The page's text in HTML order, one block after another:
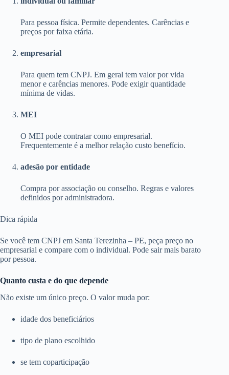
Para pessoa física. Permite dependentes. Carências e
preços por faixa etária.
empresarial
Para quem tem CNPJ. Em geral tem valor por vida
menor e carências menores. Pode exigir quantidade
mínima de vidas.
MEI
O MEI pode contratar como empresarial.
Frequentemente é a melhor relação custo benefício.
adesão por entidade
Compra por associação ou conselho. Regras e valores
definidos por administradora.
Dica rápida
Se você tem CNPJ em Santa Terezinha – PE, peça preço no
empresarial e compare com o individual. Pode sair mais barato
por pessoa.
Quanto custa e do que depende
Não existe um único preço. O valor muda por:
idade dos beneficiários
tipo de plano escolhido
se tem coparticipação